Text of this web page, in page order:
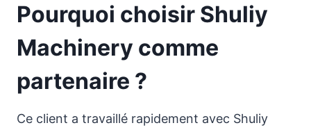
Pourquoi choisir Shuliy
Machinery comme
partenaire ?
Ce client a travaillé rapidement avec Shuliy